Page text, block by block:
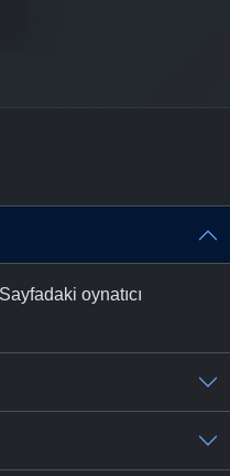
oynatıcı